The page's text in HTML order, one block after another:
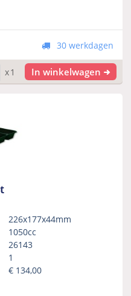
30 werkdagen
x1 In winkelwagen
226x177x44mm
1050cc
26143
1
€ 134,00